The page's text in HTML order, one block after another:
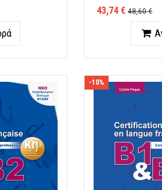
43,74 € 48,60 €
-10%